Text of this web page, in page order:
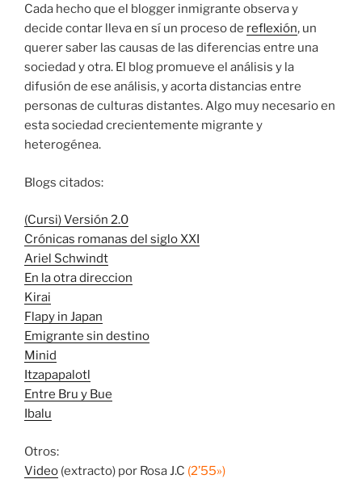
Cada hecho que el blogger inmigrante observa y
decide contar lleva en sí un proceso de reflexión, un
querer saber las causas de las diferencias entre una
sociedad y otra. El blog promueve el análisis y la
difusión de ese análisis, y acorta distancias entre
personas de culturas distantes. Algo muy necesario en
esta sociedad crecientemente migrante y
heterogénea.
Blogs citados:
(Cursi) Versión 2.0
Crónicas romanas del siglo XXI
Ariel Schwindt
En la otra direccion
Kirai
Flapy in Japan
Emigrante sin destino
Minid
Itzapapalotl
Entre Bru y Bue
Ibalu
Otros:
Video (extracto) por Rosa J.C (2’55»)